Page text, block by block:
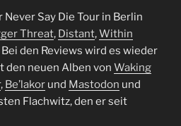
Say Die Tour in Berlin
Threat, Distant,Within
Bei den Reviews wird es wieder
den neuen Alben von Waking
, Be’lakor und Mastodon und
Flachwitz, den er seit